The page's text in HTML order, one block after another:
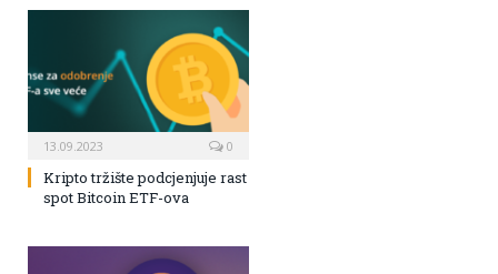
13.09.2023 0
Kripto tržište podcjenjuje rast
spot Bitcoin ETF-ova